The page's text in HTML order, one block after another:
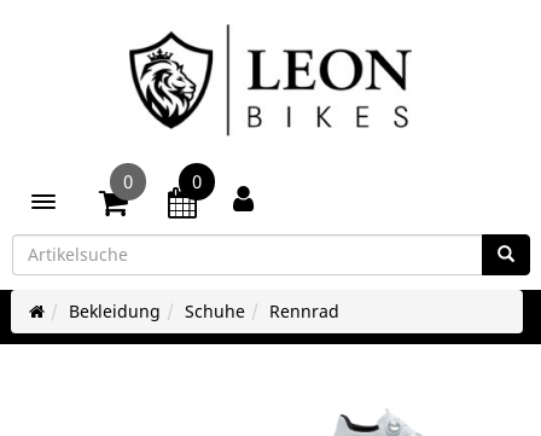
Toggle navigation
0 0
Bekleidung Schuhe Rennrad